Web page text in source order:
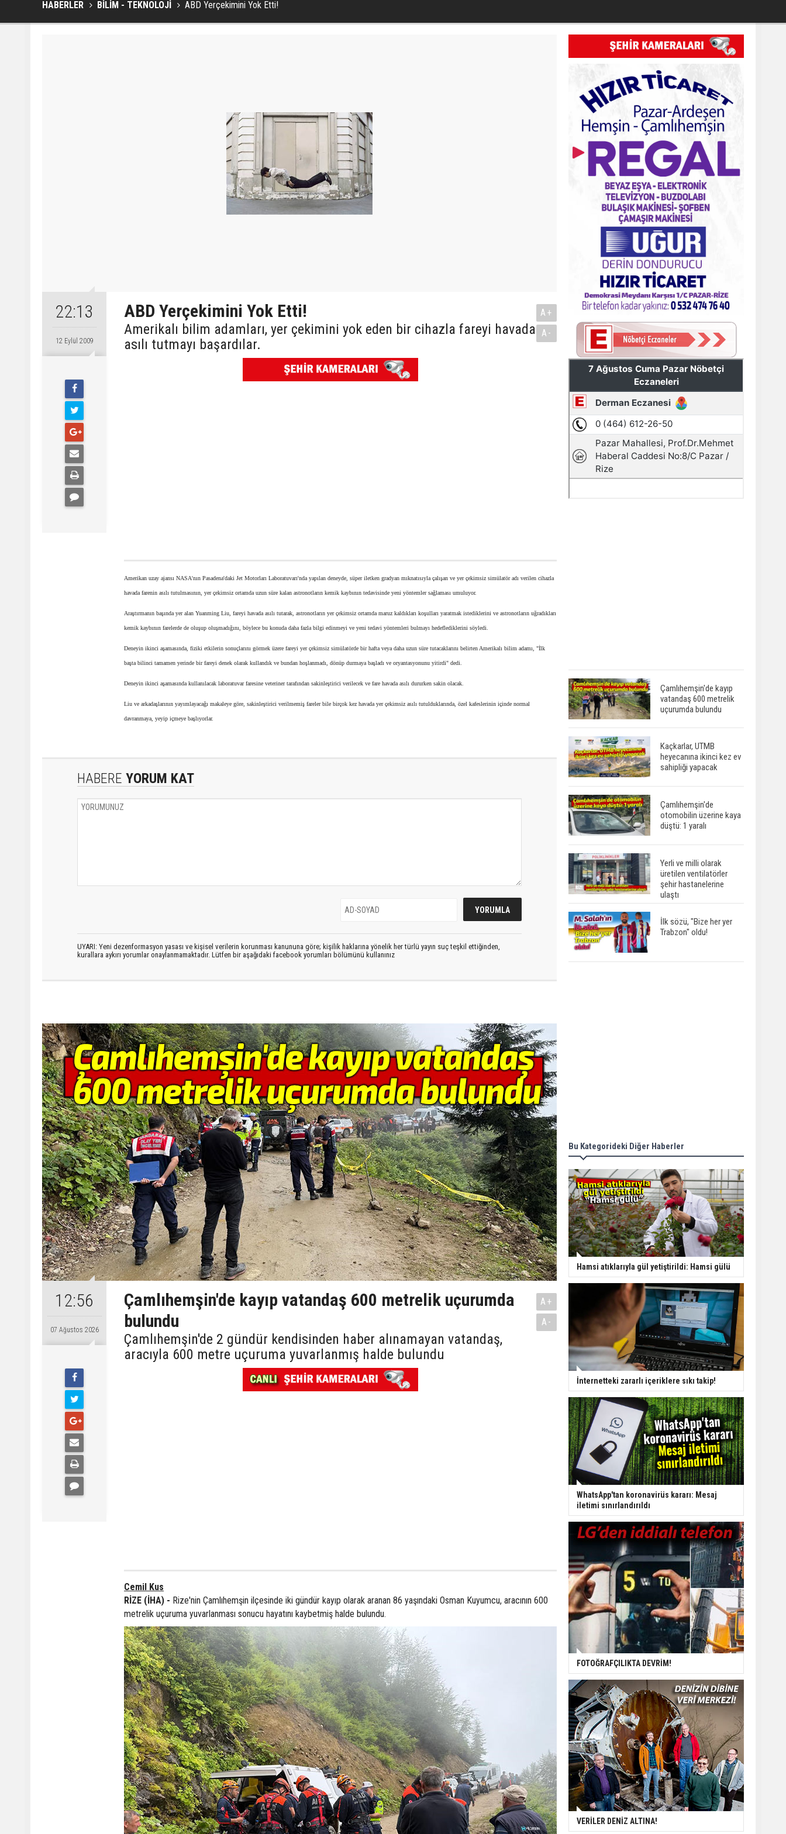
HABERLER BİLİM - TEKNOLOJİ ABD Yerçekimini Yok Etti!
22:13
12 Eylül 2009
ABD Yerçekimini Yok Etti!
Amerikalı bilim adamları, yer çekimini yok eden bir cihazla fareyi havada
asılı tutmayı başardılar.
A+
A-
Amerikan uzay ajansı NASA'nın Pasadena'daki Jet Motorları Laboratuvarı'nda yapılan deneyde, süper iletken gradyan mıknatısıyla çalışan ve yer çekimsiz simülatör adı verilen cihazla
havada farenin asılı tutulmasının, yer çekimsiz ortamda uzun süre kalan astronotların kemik kaybının tedavisinde yeni yöntemler sağlaması umuluyor.
Araştırmanın başında yer alan Yuanming Liu, fareyi havada asılı tutarak, astronotların yer çekimsiz ortamda maruz kaldıkları koşulları yaratmak istediklerini ve astronotların uğradıkları
kemik kaybının farelerde de oluşup oluşmadığını, böylece bu konuda daha fazla bilgi edinmeyi ve yeni tedavi yöntemleri bulmayı hedeflediklerini söyledi.
Deneyin ikinci aşamasında, fiziki etkilerin sonuçlarını görmek üzere fareyi yer çekimsiz simülatörde bir hafta veya daha uzun süre tutacaklarını belirten Amerikalı bilim adamı, "İlk
başta bilinci tamamen yerinde bir fareyi denek olarak kullandık ve bundan hoşlanmadı, dönüp durmaya başladı ve oryantasyonunu yitirdi" dedi.
Deneyin ikinci aşamasında kullanılacak laboratuvar faresine veteriner tarafından sakinleştirici verilecek ve fare havada asılı dururken sakin olacak.
Liu ve arkadaşlarının yayımlayacağı makaleye göre, sakinleştirici verilmemiş fareler bile birçok kez havada yer çekimsiz asılı tutulduklarında, özel kafeslerinin içinde normal
davranmaya, yeyip içmeye başlıyorlar.
HABERE YORUM KAT
UYARI: Yeni dezenformasyon yasası ve kişisel verilerin korunması kanununa göre; kişilik haklarına yönelik her türlü yayın suç teşkil ettiğinden,
kurallara aykırı yorumlar onaylanmamaktadır. Lütfen bir aşağıdaki facebook yorumları bölümünü kullanınız
12:56
07 Ağustos 2026
Çamlıhemşin'de kayıp vatandaş 600 metrelik uçurumda
bulundu
Çamlıhemşin'de 2 gündür kendisinden haber alınamayan vatandaş,
aracıyla 600 metre uçuruma yuvarlanmış halde bulundu
A+
A-
Cemil Kus
RİZE (İHA) - Rize'nin Çamlıhemşin ilçesinde iki gündür kayıp olarak aranan 86 yaşındaki Osman Kuyumcu, aracının 600
metrelik uçuruma yuvarlanması sonucu hayatını kaybetmiş halde bulundu.
Çamlıhemşin'de kayıp
vatandaş 600 metrelik
uçurumda bulundu
Kaçkarlar, UTMB
heyecanına ikinci kez ev
sahipliği yapacak
Çamlıhemşin'de
otomobilin üzerine kaya
düştü: 1 yaralı
Yerli ve milli olarak
üretilen ventilatörler
şehir hastanelerine
ulaştı
İlk sözü, "Bize her yer
Trabzon" oldu!
Bu Kategorideki Diğer Haberler
Hamsi atıklarıyla gül yetiştirildi: Hamsi gülü
İnternetteki zararlı içeriklere sıkı takip!
WhatsApp'tan koronavirüs kararı: Mesaj
iletimi sınırlandırıldı
FOTOĞRAFÇILIKTA DEVRİM!
VERİLER DENİZ ALTINA!